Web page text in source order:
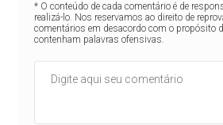
* O conteúdo de cada comentário é de
realizá-lo. Nos reservamos ao direito de
comentários em desacordo com o propósito
contenham palavras ofensivas.